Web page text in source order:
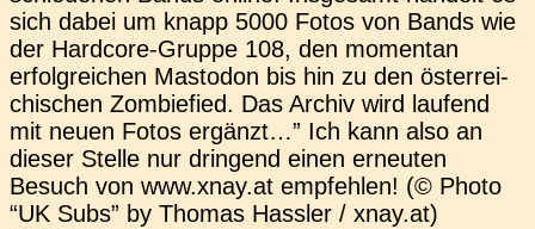
sich dabei um knapp 5000 Fotos von Bands wie
der Har­d­­co­re-Gruppe 108, den momen­tan
erfolg­rei­chen Mast­o­don bis hin zu den öster­rei­
chi­schen Zom­bie­fied. Das Archiv wird lau­fend
mit neuen Fotos ergänzt…” Ich kann also an
dieser Stelle nur drin­gend einen erneu­ten
Besuch von www.xnay.at emp­feh­len! (© Photo
“UK Subs” by Thomas Hass­ler / xnay.at)